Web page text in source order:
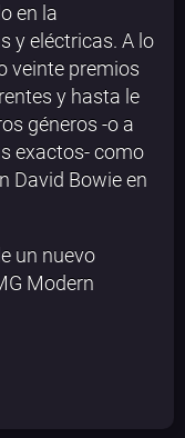
en la
y eléctricas. A lo
veinte premios
y hasta le
géneros -o a
exactos- como
David Bowie en
un nuevo
Modern